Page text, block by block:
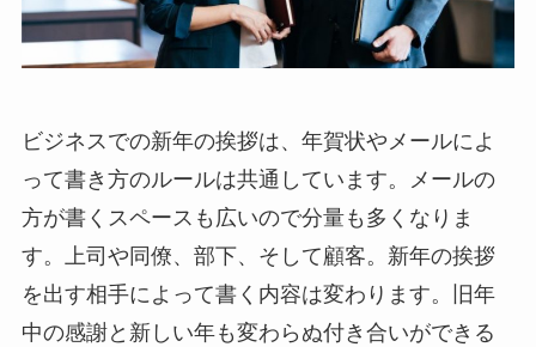
ビジネスでの新年の挨拶は、年賀状やメールによ
って書き方のルールは共通しています。メールの
方が書くスペースも広いので分量も多くなりま
す。上司や同僚、部下、そして顧客。新年の挨拶
を出す相手によって書く内容は変わります。旧年
中の感謝と新しい年も変わらぬ付き合いができる